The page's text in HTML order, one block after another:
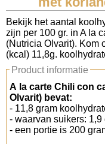
Koolhydraten
Links
Bekijk het aantal
zijn per 100 gr. in A la
(Nutricia Olvarit). Kom
(kcal) 11,8g.
Product informatie
A la carte Chili con
Olvarit) bevat:
- 11,8 gram
- waarvan suikers: 1,9
- een portie is 200